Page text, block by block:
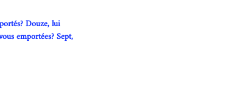
Douze, lui
emportées? Sept,